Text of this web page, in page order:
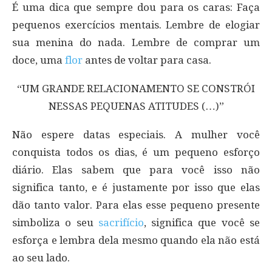
É uma dica que sempre dou para os caras: Faça
pequenos exercícios mentais. Lembre de elogiar
sua menina do nada. Lembre de comprar um
doce, uma flor antes de voltar para casa.
“UM GRANDE RELACIONAMENTO SE CONSTRÓI
NESSAS PEQUENAS ATITUDES (…)”
Não espere datas especiais. A mulher você
conquista todos os dias, é um pequeno esforço
diário. Elas sabem que para você isso não
significa tanto, e é justamente por isso que elas
dão tanto valor. Para elas esse pequeno presente
simboliza o seu sacrifício, significa que você se
esforça e lembra dela mesmo quando ela não está
ao seu lado.